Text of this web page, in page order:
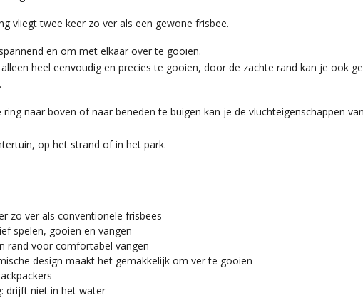
vliegt twee keer zo ver als een gewone frisbee.
en om met elkaar over te gooien.
heel eenvoudig en precies te gooien, door de zachte rand kan je ook
naar boven of naar beneden te buigen kan je de vluchteigenschappen
op het strand of in het park.
zo ver als conventionele frisbees
spelen, gooien en vangen
rand voor comfortabel vangen
design maakt het gemakkelijk om ver te gooien
drijft niet in het water